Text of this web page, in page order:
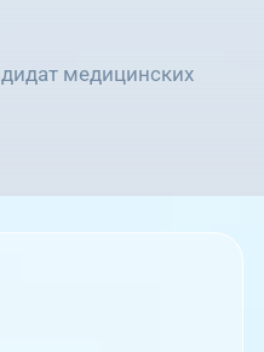
медицинских